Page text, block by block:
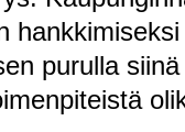
purulla